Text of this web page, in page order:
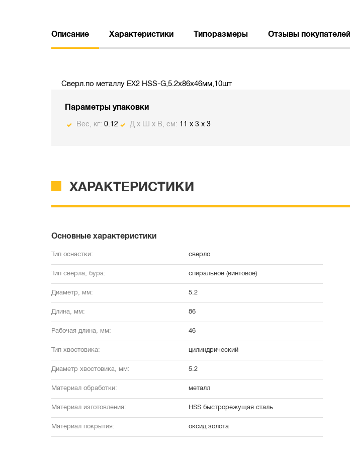
Описание Характеристики Типоразмеры Отзывы покупателей
Сверл.по металлу EX2 HSS-G,5.2х86х46мм,10шт
Параметры упаковки
Вес, кг: 0.12 Д х Ш х В, см: 11 x 3 x 3
ХАРАКТЕРИСТИКИ
Основные характеристики
Тип оснастки: сверло
Тип сверла, бура: спиральное (винтовое)
Диаметр, мм: 5.2
Длина, мм: 86
Рабочая длина, мм: 46
Тип хвостовика: цилиндрический
Диаметр хвостовика, мм: 5.2
Материал обработки: металл
Материал изготовления: HSS быстрорежущая сталь
Материал покрытия: оксид золота